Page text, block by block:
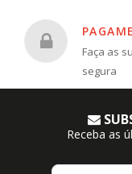
Faça as
segura
Receba as